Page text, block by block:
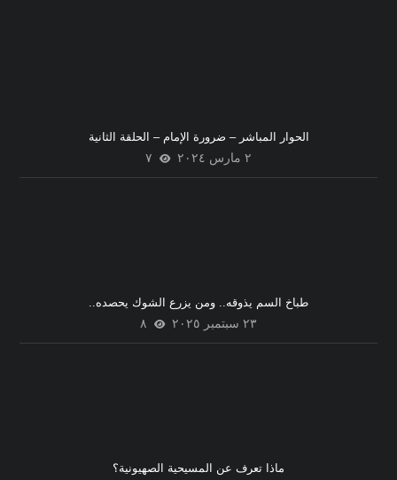
الحوار المباشر – ضرورة الإمام – الحلقة الثانية
٢ مارس ٢٠٢٤ ٧
طباخ السم يذوقه.. ومن يزرع الشوك يحصده..
٢٣ سبتمبر ٢٠٢٥ ٨
ماذا تعرف عن المسيحية الصهيونية؟